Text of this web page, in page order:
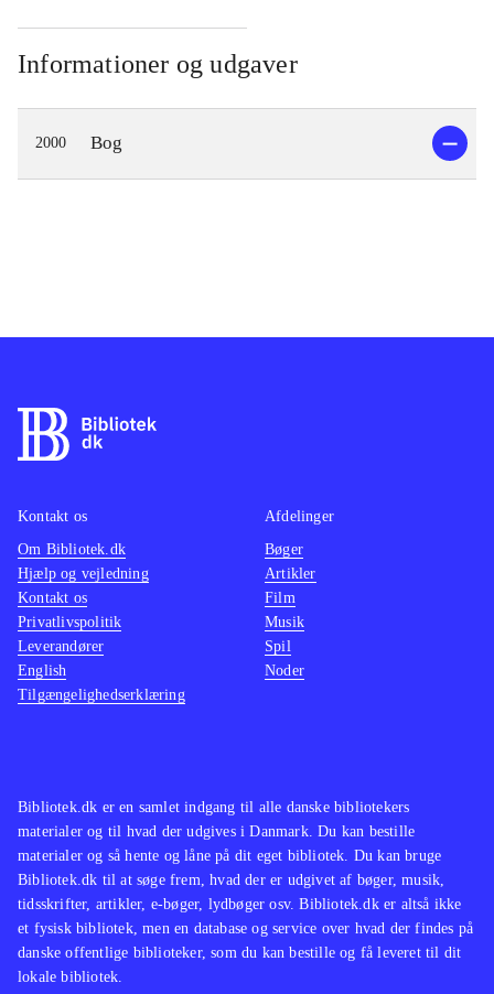
Informationer og udgaver
2000 Bog
Bibliotek.dk er en samlet indgang til alle danske bibliotekers
materialer og til hvad der udgives i Danmark. Du kan bestille
materialer og så hente og låne på dit eget bibliotek. Du kan bruge
Bibliotek.dk til at søge frem, hvad der er udgivet af bøger, musik,
tidsskrifter, artikler, e-bøger, lydbøger osv. Bibliotek.dk er altså ikke
et fysisk bibliotek, men en database og service over hvad der findes på
danske offentlige biblioteker, som du kan bestille og få leveret til dit
lokale bibliotek.
Kontakt os
Om Bibliotek.dk
Hjælp og vejledning
Kontakt os
Privatlivspolitik
Leverandører
English
Tilgængelighedserklæring
Afdelinger
Bøger
Artikler
Film
Musik
Spil
Noder